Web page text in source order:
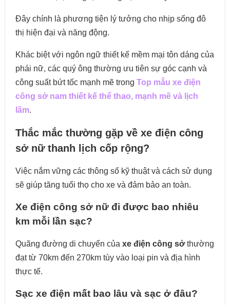
Đây chính là phương tiện lý tưởng cho nhịp sống đô
thị hiện đại và năng động.
Khác biệt với ngôn ngữ thiết kế mềm mại tôn dáng của
phái nữ, các quý ông thường ưu tiên sự góc cạnh và
công suất bứt tốc mạnh mẽ trong Top mẫu xe điện
công sở nam thiết kế thể thao, mạnh mẽ và lịch
lãm.
Thắc mắc thường gặp về xe điện công
sở nữ thanh lịch cốp rộng?
Việc nắm vững các thông số kỹ thuật và cách sử dụng
sẽ giúp tăng tuổi thọ cho xe và đảm bảo an toàn.
Xe điện công sở nữ đi được bao nhiêu
km mỗi lần sạc?
Quãng đường di chuyển của xe điện công sởthường
đạt từ 70km đến 270km tùy vào loại pin và địa hình
thực tế.
Sạc xe điện mất bao lâu và sạc ở đâu?